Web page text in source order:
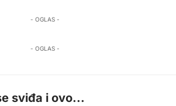
- OGLAS -
- OGLAS -
sviđa i ovo...